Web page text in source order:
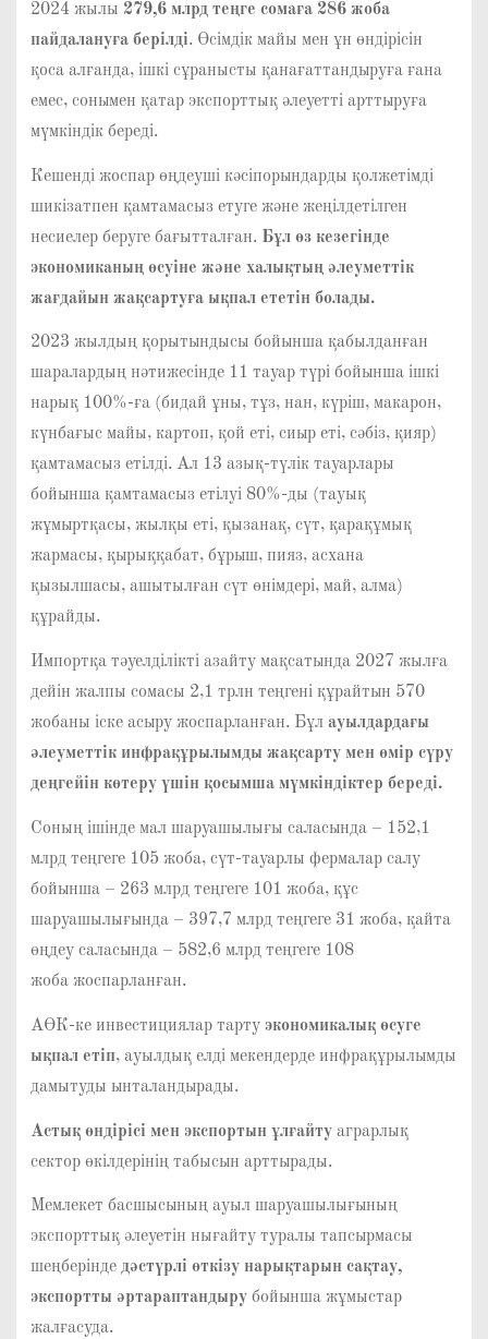
2024 жылы 279,6 млрд теңге сомаға 286 жоба
пайдалануға берілді. Өсімдік майы мен ұн өндірісін
қоса алғанда, ішкі сұранысты қанағаттандыруға ғана
емес, сонымен қатар экспорттық әлеуетті арттыруға
мүмкіндік береді.
Кешенді жоспар өңдеуші кәсіпорындарды қолжетімді
шикізатпен қамтамасыз етуге және жеңілдетілген
несиелер беруге бағытталған. Бұл өз кезегінде
экономиканың өсуіне және халықтың әлеуметтік
жағдайын жақсартуға ықпал ететін болады.
2023 жылдың қорытындысы бойынша қабылданған
шаралардың нәтижесінде 11 тауар түрі бойынша ішкі
нарық 100%-ға (бидай ұны, тұз, нан, күріш, макарон,
күнбағыс майы, картоп, қой еті, сиыр еті, сәбіз, қияр)
қамтамасыз етілді. Ал 13 азық-түлік тауарлары
бойынша қамтамасыз етілуі 80%-ды (тауық
жұмыртқасы, жылқы еті, қызанақ, сүт, қарақұмық
жармасы, қырыққабат, бұрыш, пияз, асхана
қызылшасы, ашытылған сүт өнімдері, май, алма)
құрайды.
Импортқа тәуелділікті азайту мақсатында 2027 жылға
дейін жалпы сомасы 2,1 трлн теңгені құрайтын 570
жобаны іске асыру жоспарланған. Бұл ауылдардағы
әлеуметтік инфрақұрылымды жақсарту мен өмір сүру
деңгейін көтеру үшін қосымша мүмкіндіктер береді.
Соның ішінде мал шаруашылығы саласында – 152,1
млрд теңгеге 105 жоба, сүт-тауарлы фермалар салу
бойынша – 263 млрд теңгеге 101 жоба, құс
шаруашылығында – 397,7 млрд теңгеге 31 жоба, қайта
өңдеу саласында – 582,6 млрд теңгеге 108
жоба жоспарланған.
АӨК-ке инвестициялар тарту экономикалық өсуге
ықпал етіп, ауылдық елді мекендерде инфрақұрылымды
дамытуды ынталандырады.
Астық өндірісі мен экспортын ұлғайтуаграрлық
сектор өкілдерінің табысын арттырады.
Мемлекет басшысының ауыл шаруашылығының
экспорттық әлеуетін нығайту туралы тапсырмасы
шеңберінде дәстүрлі өткізу нарықтарын сақтау,
экспортты әртараптандырубойынша жұмыстар
жалғасуда.